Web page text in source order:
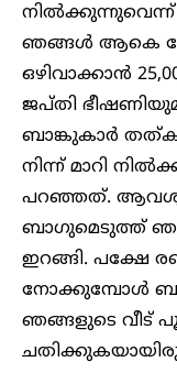
നിൽക്കുന്നുവെന്ന്
ഞങ്ങൾ ആകെ
ഒഴിവാക്കാൻ
ജപ്തി
ബാങ്കുകാർ
നിന്ന് മാറി
പറഞ്ഞത്.
ബാഗുമെടുത്ത്
ഇറങ്ങി. പക്ഷേ
നോക്കുമ്പോൾ
ഞങ്ങളുടെ വീട്